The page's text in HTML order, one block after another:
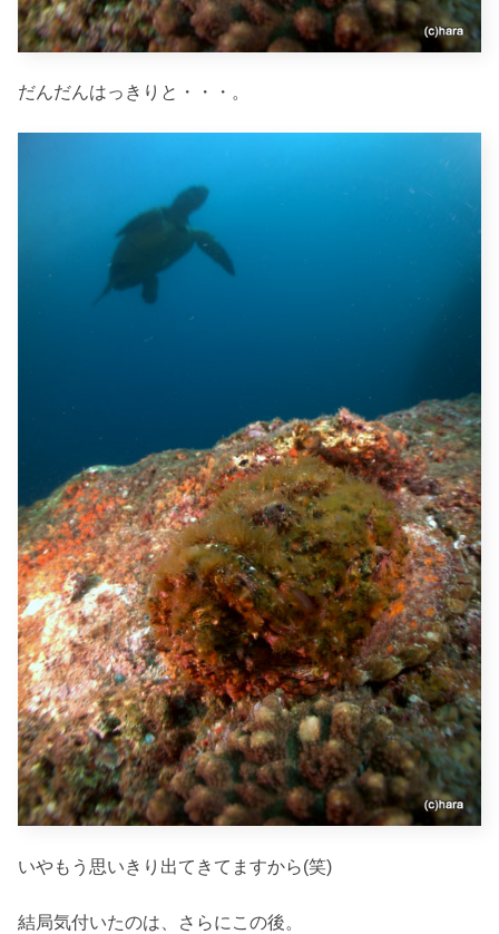
だんだんはっきりと・・・。
いやもう思いきり出てきてますから(笑)
結局気付いたのは、さらにこの後。